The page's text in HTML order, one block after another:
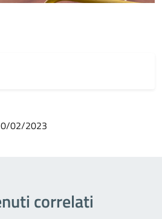
02/2023
correlati